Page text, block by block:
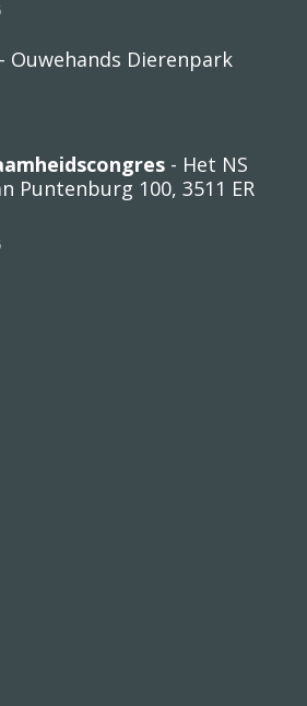
- Ouwehands Dierenpark
- Het NS
Puntenburg 100, 3511 ER